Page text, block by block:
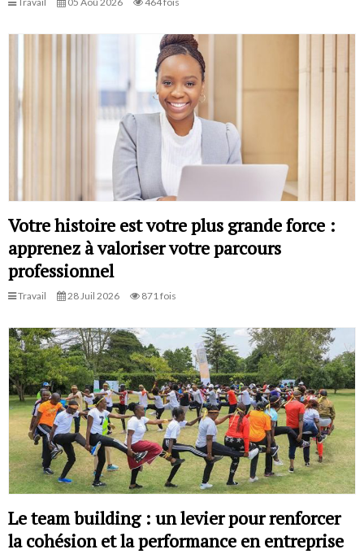
Votre histoire est votre plus grande force :
apprenez à valoriser votre parcours
professionnel
Travail 28 Juil 2026 871 fois
Le team building : un levier pour renforcer
la cohésion et la performance en entreprise